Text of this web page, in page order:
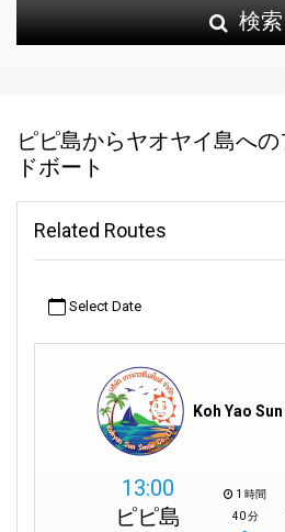
検索
ピピ島からヤオヤイ島へ
ドボート
Related Routes
Select Date
Koh Yao
13:00
ピピ島
1 時間
40 分